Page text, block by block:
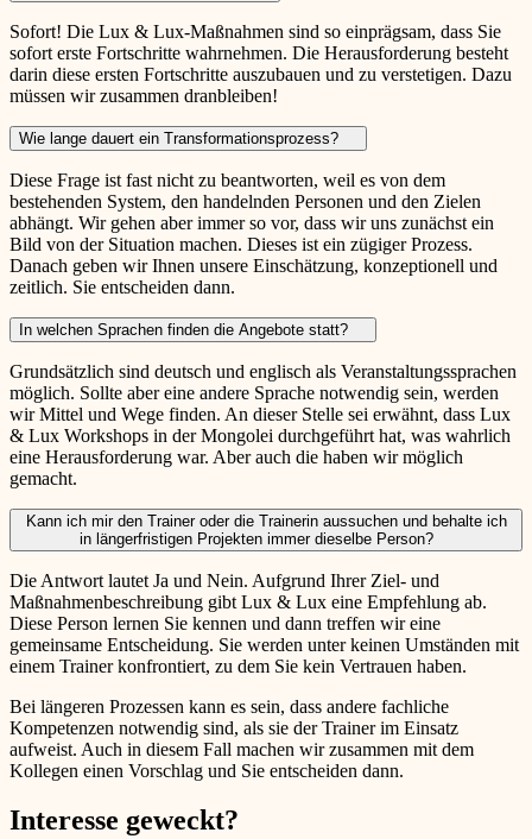
Sofort! Die Lux & Lux-Maßnahmen sind so einprägsam, dass Sie
sofort erste Fortschritte wahrnehmen. Die Herausforderung besteht
darin diese ersten Fortschritte auszubauen und zu verstetigen. Dazu
müssen wir zusammen dranbleiben!
Wie lange dauert ein Transformationsprozess?
Diese Frage ist fast nicht zu beantworten, weil es von dem
bestehenden System, den handelnden Personen und den Zielen
abhängt. Wir gehen aber immer so vor, dass wir uns zunächst ein
Bild von der Situation machen. Dieses ist ein zügiger Prozess.
Danach geben wir Ihnen unsere Einschätzung, konzeptionell und
zeitlich. Sie entscheiden dann.
In welchen Sprachen finden die Angebote statt?
Grundsätzlich sind deutsch und englisch als Veranstaltungssprachen
möglich. Sollte aber eine andere Sprache notwendig sein, werden
wir Mittel und Wege finden. An dieser Stelle sei erwähnt, dass Lux
& Lux Workshops in der Mongolei durchgeführt hat, was wahrlich
eine Herausforderung war. Aber auch die haben wir möglich
gemacht.
Kann ich mir den Trainer oder die Trainerin aussuchen und behalte ich
in längerfristigen Projekten immer dieselbe Person?
Die Antwort lautet Ja und Nein. Aufgrund Ihrer Ziel- und
Maßnahmenbeschreibung gibt Lux & Lux eine Empfehlung ab.
Diese Person lernen Sie kennen und dann treffen wir eine
gemeinsame Entscheidung. Sie werden unter keinen Umständen mit
einem Trainer konfrontiert, zu dem Sie kein Vertrauen haben.
Bei längeren Prozessen kann es sein, dass andere fachliche
Kompetenzen notwendig sind, als sie der Trainer im Einsatz
aufweist. Auch in diesem Fall machen wir zusammen mit dem
Kollegen einen Vorschlag und Sie entscheiden dann.
Interesse geweckt?